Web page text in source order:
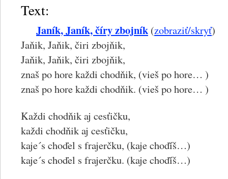
Text:
Janík, Janík, číry zbojník (zobraziť/skryť)
Jaňik, Jaňik, čiri zbojňik,
Jaňik, Jaňik, čiri zbojňik,
znaš po hore každi chodňik, (vieš po hore… )
znaš po hore každi chodňik. (vieš po hore… )
Každi chodňik aj cesťičku,
každi chodňik aj cesťičku,
kaje´s choďel s frajerčku, (kaje choďíš…)
kaje´s choďel s frajerčku. (kaje choďíš…)